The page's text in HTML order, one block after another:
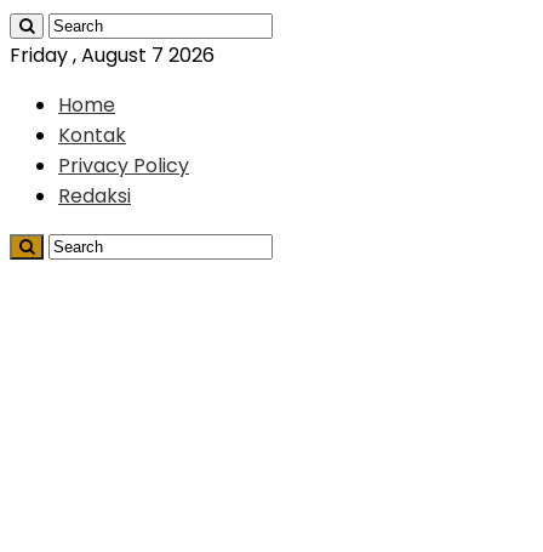
Friday , August 7 2026
Home
Kontak
Privacy Policy
Redaksi